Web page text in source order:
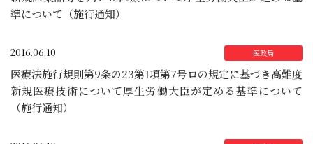
準について（施行通知）
2016.06.10
医療法施行規則第9条の23第1項第7号ロの規定に基づき高難度
新規医療技術について厚生労働大臣が定める基準について
（施行通知）